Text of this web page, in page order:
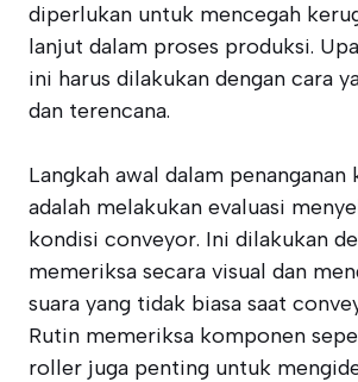
diperlukan untuk mencegah
lanjut dalam proses produksi.
ini harus dilakukan dengan cara
dan terencana.
Langkah awal dalam penanganan
adalah melakukan evaluasi
kondisi conveyor. Ini dilakukan
memeriksa secara visual dan
suara yang tidak biasa saat
Rutin memeriksa komponen
roller juga penting untuk